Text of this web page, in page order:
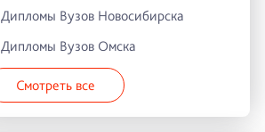
Дипломы Вузов Новосибирска
Дипломы Вузов Омска
Смотреть все